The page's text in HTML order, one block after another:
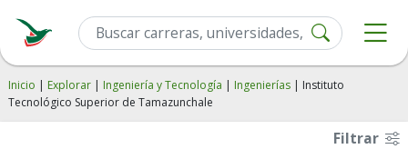
Inicio | Explorar | Ingeniería y Tecnología | Ingenierías | Instituto
Tecnológico Superior de Tamazunchale
Filtrar